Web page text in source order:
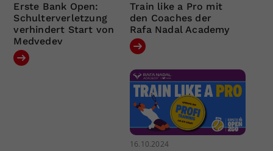
Erste Bank Open:
Schulterverletzung
verhindert Start von
Medvedev
Train like a Pro mit
den Coaches der
Rafa Nadal Academy
16.10.2024